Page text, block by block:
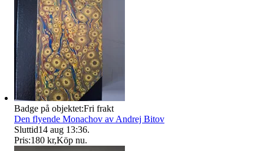
Badge på objektet:Fri frakt
Den flyende Monachov av Andrej Bitov
Sluttid14 aug 13:36.
Pris:180 kr,Köp nu.